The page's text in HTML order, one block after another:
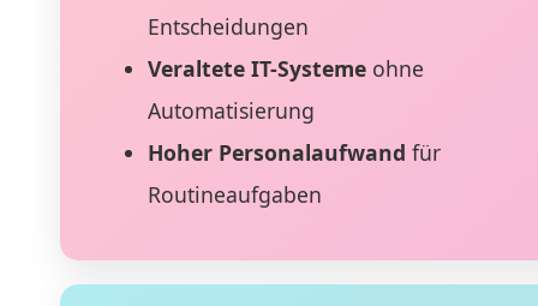
Entscheidungen
Veraltete IT-Systemeohne
Automatisierung
Hoher Personalaufwand für
Routineaufgaben